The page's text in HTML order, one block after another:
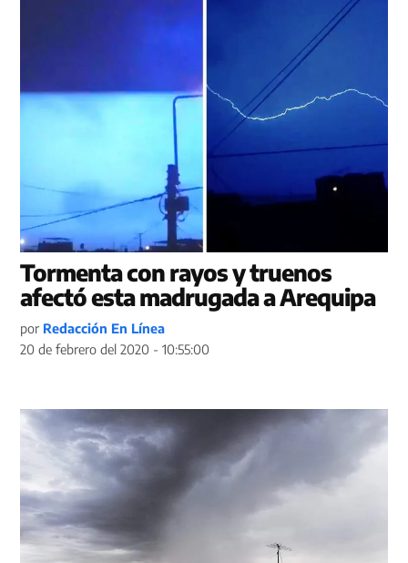
Tormenta con rayos y truenos
afectó esta madrugada a Arequipa
por Redacción En Línea
20 de febrero del 2020 - 10:55:00